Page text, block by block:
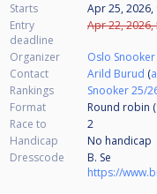
Starts Apr 25, 2026,
Entry
deadline
Apr 22, 2026,
Organizer
Oslo
Contact
Arild Burud (
Rankings
Snooker 25/
Format
Round robin
Race to
2
Handicap
No handicap
Dresscode
B. Se
https://